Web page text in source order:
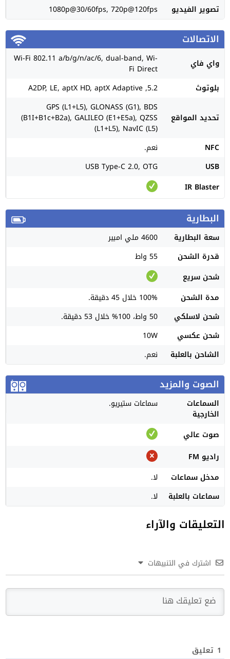
تصوير الفيديو 1080p@30/60fps, 720p@120fps
الاتصالات
واي فاي Wi-Fi 802.11 a/b/g/n/ac/6, dual-band, Wi-
Fi Direct
بلوتوث
5.2, A2DP, LE, aptX HD, aptX Adaptive
تحديد المواقع
GPS (L1+L5), GLONASS (G1), BDS
(B1I+B1c+B2a), GALILEO (E1+E5a), QZSS
(L1+L5), NavIC (L5)
NFC
نعم.
USB
USB Type-C 2.0, OTG
IR Blaster
البطارية
سعة البطارية
4600 ملي امبير
قدرة الشحن
55 واط
شحن سريع
مدة الشحن
100% خلال 45 دقيقة.
شحن لاسلكي
50 واط، 100% خلال 53 دقيقة.
شحن عكسي
10W
الشاحن بالعلبة
نعم.
الصوت والمزيد
السماعات
الخارجية
سماعات ستيريو.
صوت عالي
راديو FM
مدخل سماعات
لا.
سماعات بالعلبة
لا.
التعليقات والآراء
اشترك في التنبيهات
1 تعليق